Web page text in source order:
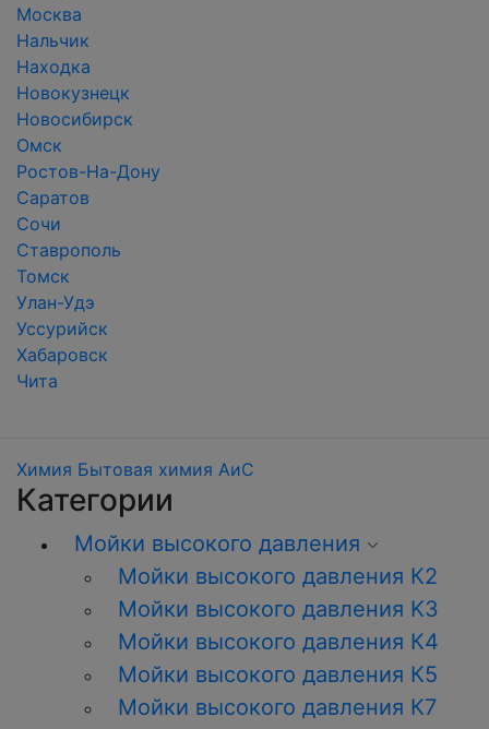
Москва
Нальчик
Находка
Новокузнецк
Новосибирск
Омск
Ростов-На-Дону
Саратов
Сочи
Ставрополь
Томск
Улан-Удэ
Уссурийск
Хабаровск
Чита
Химия Бытовая химия АиС
Категории
Мойки высокого давления
Мойки высокого давления К2
Мойки высокого давления K3
Мойки высокого давления К4
Мойки высокого давления К5
Мойки высокого давления К7